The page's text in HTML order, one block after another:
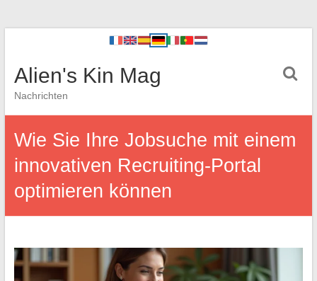
Alien's Kin Mag
Nachrichten
Wie Sie Ihre Jobsuche mit einem
innovativen Recruiting-Portal
optimieren können